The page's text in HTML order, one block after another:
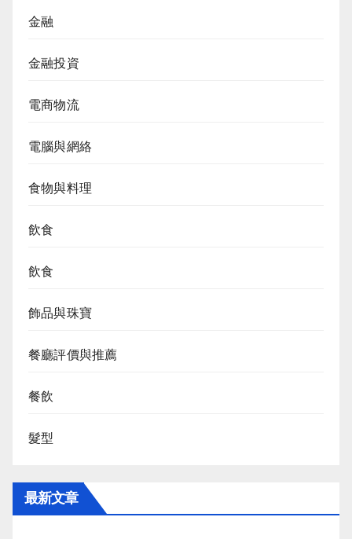
金融
金融投資
電商物流
電腦與網絡
食物與料理
飲食
飲食
飾品與珠寶
餐廳評價與推薦
餐飲
髮型
最新文章